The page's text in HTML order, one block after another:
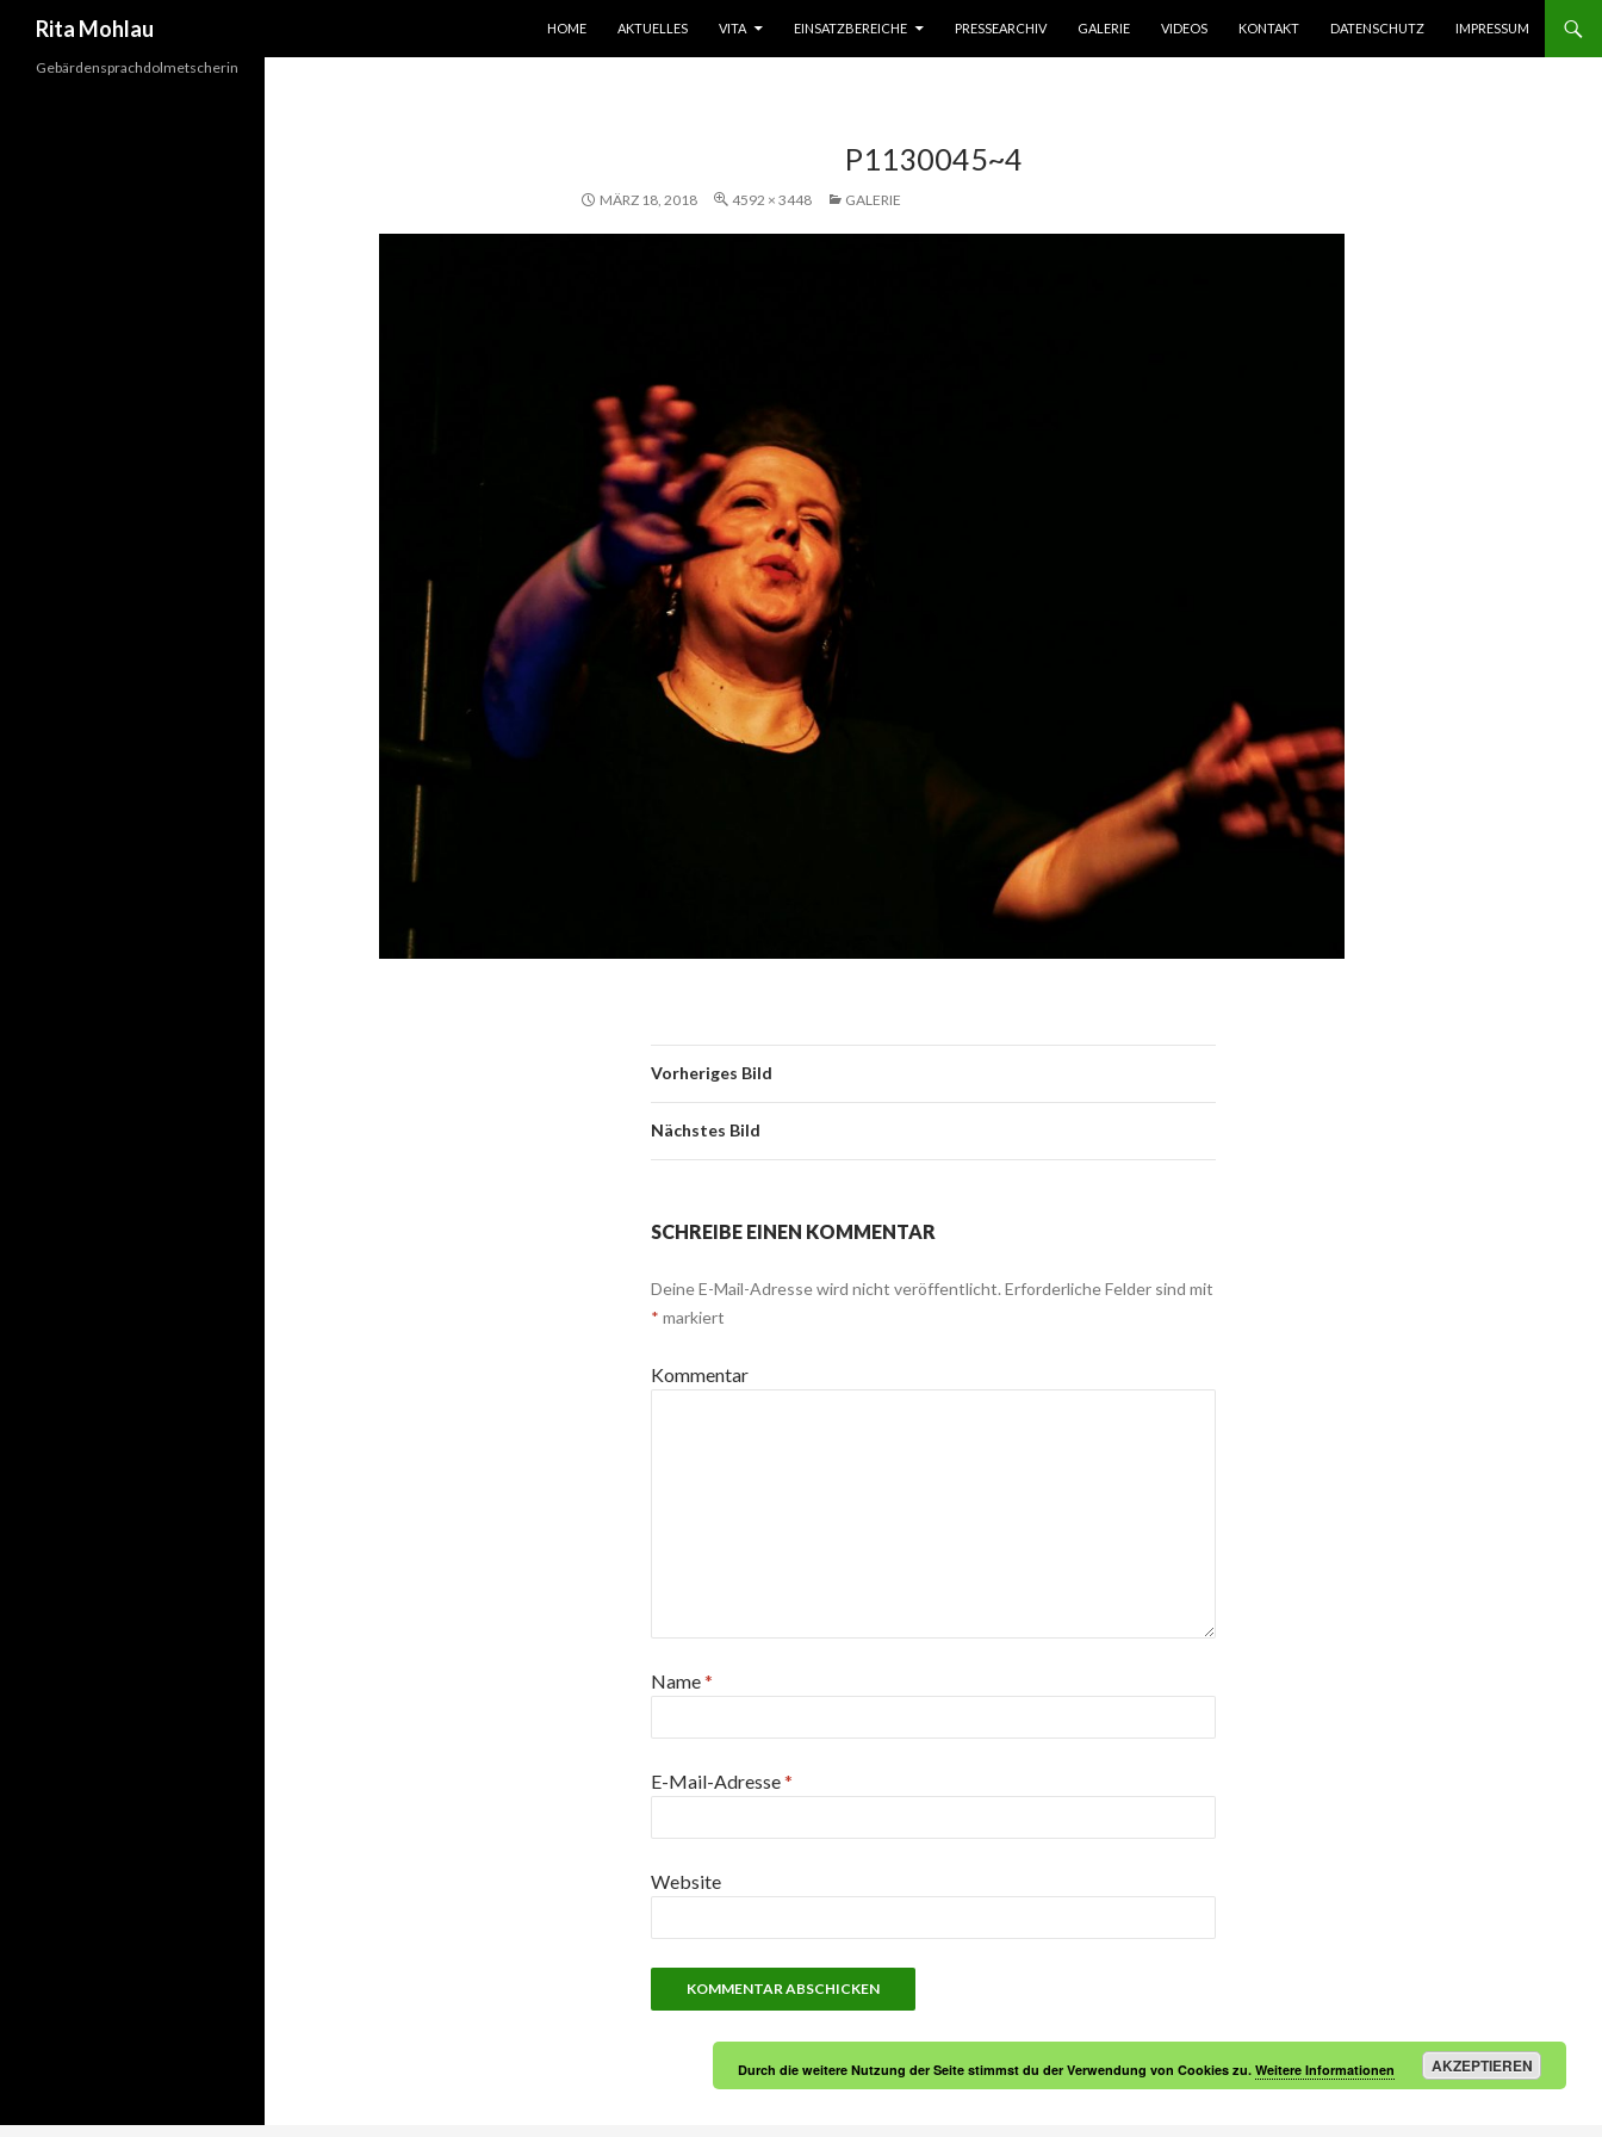
Rita Mohlau
HOME
AKTUELLES VITA EINSATZBEREICHE PRESSEARCHIV GALERIE VIDEOS KONTAKT DATENSCHUTZ IMPRESSUM
P1130045~4
MÄRZ 18, 2018 4592 × 3448 GALERIE
Vorheriges Bild
Nächstes Bild
SCHREIBE EINEN KOMMENTAR
Deine E-Mail-Adresse wird nicht veröffentlicht. Erforderliche Felder sind mit
* markiert
Kommentar
Name*
E-Mail-Adresse*
Website
Gebärdensprachdolmetscherin
Durch die weitere Nutzung der Seite stimmst du der Verwendung von Cookies zu. Weitere Informationen AKZEPTIEREN